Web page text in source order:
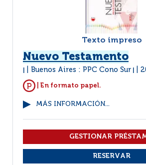
Texto impreso
Nuevo Testamento
Buenos Aires : PPC Cono Sur
| En formato papel.
MÁS INFORMACIÓN...